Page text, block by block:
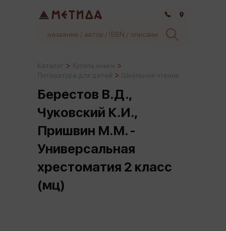
Берестов В.Д.,
Чуковский К.И.,
Пришвин М.М. -
Универсальная
хрестоматия 2 класс
(мц)